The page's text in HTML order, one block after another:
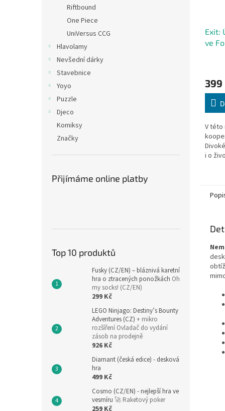
Riftbound
One Piece
UniVersus CCG
Hlavolamy
Nevšední dárky
Stavebnice
Yoyo
Puzzle
Djeco
Komiksy
Značky
Přijímáme online platby
Top 10 produktů
Fusky (CZ/EN) – bláznivá karetní
hra o ztracených ponožkách Oh
my socks! (CZ/EN)
299 Kč
LEGO Ninjago: Destiny’s Bounty
Adventures (CZ) + mikro
rozšíření Ovladač do vydání
zásob na prodejně
926 Kč
Diamant (česká edice) - desková
hra
499 Kč
Cosmo (CZ/EN) - nejlepší hra ve
vesmíru 🚀 Raketový poker
259 Kč
Exit:
ve
399
V této
i o